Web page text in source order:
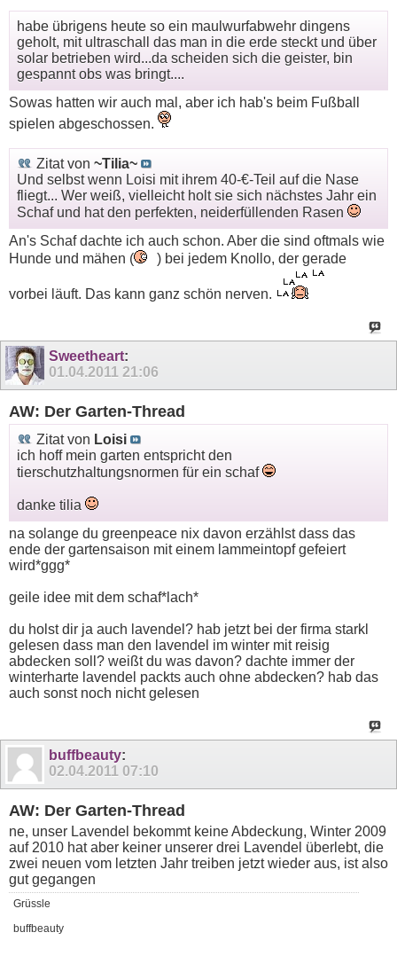
habe übrigens heute so ein maulwurfabwehr dingens
geholt, mit ultraschall das man in die erde steckt und über
solar betrieben wird...da scheiden sich die geister, bin
gespannt obs was bringt....
Sowas hatten wir auch mal, aber ich hab's beim Fußball
spielen abgeschossen.
Zitat von ~Tilia~
Und selbst wenn Loisi mit ihrem 40-€-Teil auf die Nase
fliegt... Wer weiß, vielleicht holt sie sich nächstes Jahr ein
Schaf und hat den perfekten, neiderfüllenden Rasen
An's Schaf dachte ich auch schon. Aber die sind oftmals wie
Hunde und mähen (
) bei jedem Knollo, der gerade
vorbei läuft. Das kann ganz schön nerven.
Sweetheart:
01.04.2011 21:06
AW: Der Garten-Thread
Zitat von Loisi
ich hoff mein garten entspricht den
tierschutzhaltungsnormen für ein schaf
danke tilia
na solange du greenpeace nix davon erzählst dass das
ende der gartensaison mit einem lammeintopf gefeiert
wird*ggg*
geile idee mit dem schaf*lach*
du holst dir ja auch lavendel? hab jetzt bei der firma starkl
gelesen dass man den lavendel im winter mit reisig
abdecken soll? weißt du was davon? dachte immer der
winterharte lavendel packts auch ohne abdecken? hab das
auch sonst noch nicht gelesen
buffbeauty:
02.04.2011 07:10
AW: Der Garten-Thread
ne, unser Lavendel bekommt keine Abdeckung, Winter 2009
auf 2010 hat aber keiner unserer drei Lavendel überlebt, die
zwei neuen vom letzten Jahr treiben jetzt wieder aus, ist also
gut gegangen
Grüssle
buffbeauty